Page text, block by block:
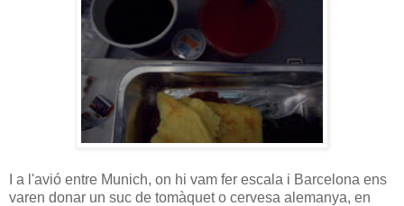
I a l'avió entre Munich, on hi vam fer escala i Barcelona ens
varen donar un suc de tomàquet o cervesa alemanya, en